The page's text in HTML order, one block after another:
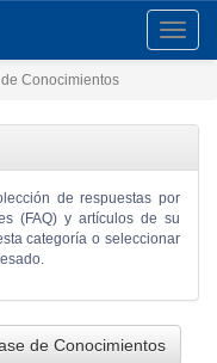
Toggle
de Conocimientos
de respuestas por
(FAQ) y artículos de su
categoría o seleccionar
de Conocimientos